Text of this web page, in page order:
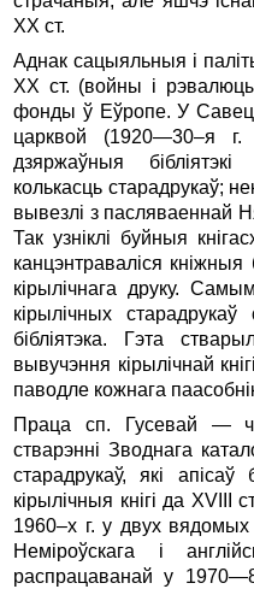
XX ст.
Аднак сацыяльныя і
XX ст. (войны і
фонды ў Еўропе. У
царквой (1920—30–я
дзяржаўныя
колькасць старадрукаў;
вывезлі з пасляваеннай
Так узніклі буйныя
канцэнтраваліся
кірылічнага друку.
кірылічных
бібліятэка. Гэта
вывучэння кірылічнай
паводле кожнага
Праца сп. Гусевай —
стварэнні Зводнага
старадрукаў, які
кірылічныя кнігі да XVIII
1960–х г. у двух вядомых
Неміроўскага і
распрацаванай у